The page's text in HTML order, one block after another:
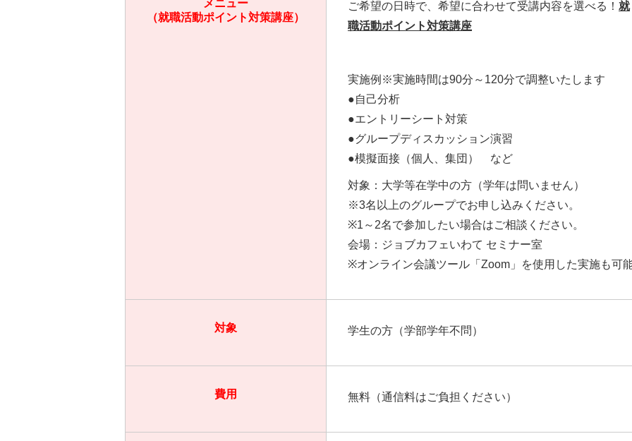
メニュー
（就職活動ポイント対策講座）
ご希望の日時で、希望に合わせて受講内容を選べる！ 就
職活動ポイント対策講座
実施例※実施時間は90分～120分で調整いたします
●自己分析
●エントリーシート対策
●グループディスカッション演習
●模擬面接（個人、集団） など
対象：大学等在学中の方（学年は問いません）
※3名以上のグループでお申し込みください。
※1～2名で参加したい場合はご相談ください。
会場：ジョブカフェいわて セミナー室
※オンライン会議ツール「Zoom」を使用した実施も可
対象 学生の方（学部学年不問）
費用 無料（通信料はご負担ください）